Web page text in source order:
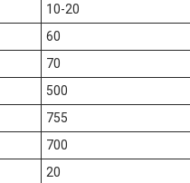
10-20
60
70
500
755
700
20